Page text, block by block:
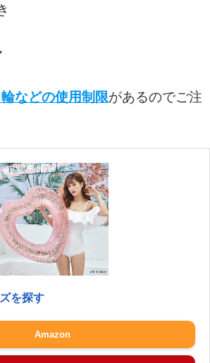
などの使用制限があるのでご注
を探す
Amazon